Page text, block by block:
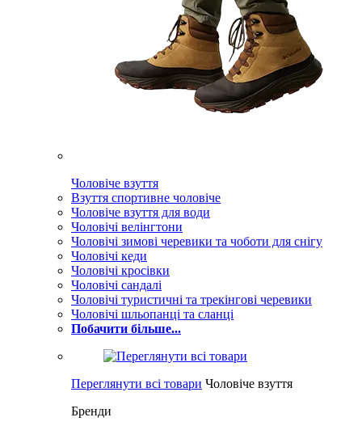
Чоловіче взуття
Взуття спортивне чоловіче
Чоловіче взуття для води
Чоловічі велінгтони
Чоловічі зимові черевики та чоботи для снігу
Чоловічі кеди
Чоловічі кросівки
Чоловічі сандалі
Чоловічі туристичні та трекінгові черевики
Чоловічі шльопанці та сланці
Побачити більше...
Переглянути всі товари Чоловіче взуття
Бренди